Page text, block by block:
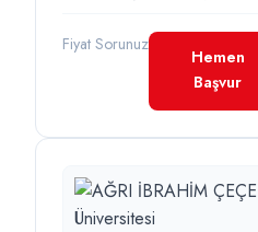
Fiyat Sorunuz
Hemen
Başvur